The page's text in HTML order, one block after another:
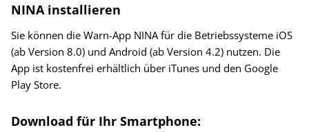
NINA installieren
Sie können die Warn-App NINA für die Betriebssysteme iOS
(ab Version 8.0) und Android (ab Version 4.2) nutzen. Die
App ist kostenfrei erhältlich über iTunes und den Google
Play Store.
Download für Ihr Smartphone: